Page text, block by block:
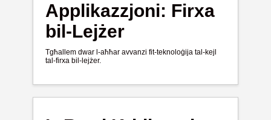
Applikazzjoni: Firxa
bil-Lejżer
Tgħallem dwar l-aħħar avvanzi fit-teknoloġija tal-kejl
tal-firxa bil-lejżer.